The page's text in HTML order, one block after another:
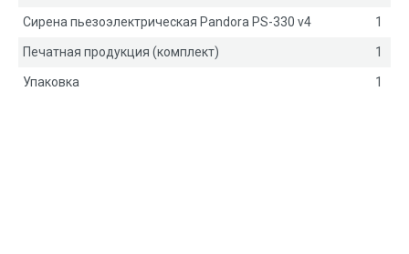
Сирена пьезоэлектрическая Pandora PS-330 v4 1
Печатная продукция (комплект) 1
Упаковка 1